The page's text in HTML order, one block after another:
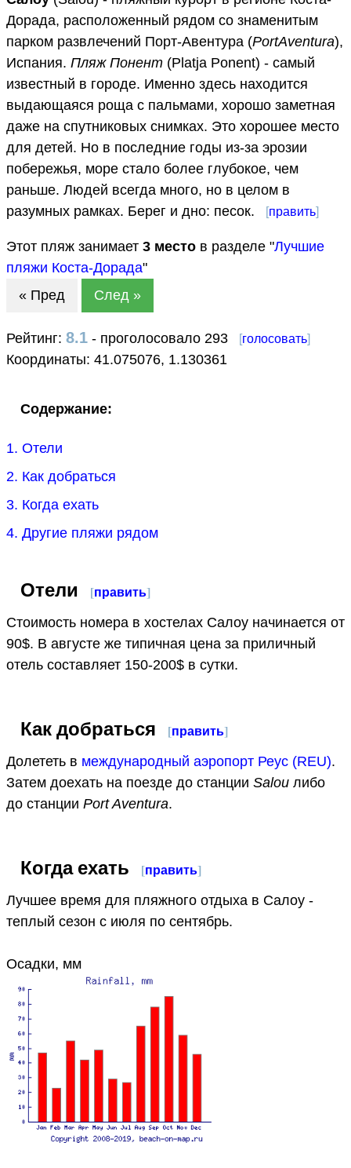
Дорада, расположенный рядом со знаменитым
парком развлечений Порт-Авентура (PortAventura),
Испания. Пляж Понент (Platja Ponent) - самый
известный в городе. Именно здесь находится
выдающаяся роща с пальмами, хорошо заметная
даже на спутниковых снимках. Это хорошее место
для детей. Но в последние годы из-за эрозии
побережья, море стало более глубокое, чем
раньше. Людей всегда много, но в целом в
разумных рамках. Берег и дно: песок.
[править]
Этот пляж занимает 3 место в разделе "Лучшие
пляжи Коста-Дорада"
« Пред
След »
Рейтинг: 8.1 - проголосовало 293 [голосовать]
Координаты: 41.075076, 1.130361
Содержание:
1. Отели
2. Как добраться
3. Когда ехать
4. Другие пляжи рядом
Отели [править]
Стоимость номера в хостелах Салоу начинается от
90$. В августе же типичная цена за приличный
отель составляет 150-200$ в сутки.
Как добраться [править]
Долететь в международный аэропорт Реус (REU).
Затем доехать на поезде до станции Salou либо
до станции Port Aventura.
Когда ехать [править]
Лучшее время для пляжного отдыха в Салоу -
теплый сезон с июля по сентябрь.
Осадки, мм